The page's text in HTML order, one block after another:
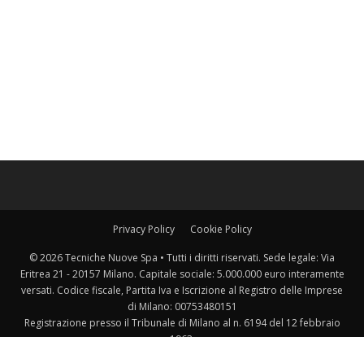
Privacy Policy Cookie Policy
© 2026 Tecniche Nuove Spa • Tutti i diritti riservati. Sede legale: Via
Eritrea 21 - 20157 Milano. Capitale sociale: 5.000.000 euro interamente
versati. Codice fiscale, Partita Iva e Iscrizione al Registro delle Imprese
di Milano: 00753480151
Registrazione presso il Tribunale di Milano al n. 6194 del 12 febbraio